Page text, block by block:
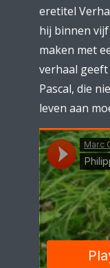
eretitel
hij binnen
maken met
verhaal
Pascal, die
leven aan